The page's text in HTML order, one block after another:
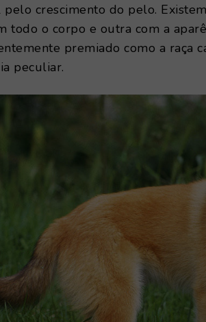
pelo crescimento do pelo.
todo o corpo e outra com a
premiado como a raça
peculiar.